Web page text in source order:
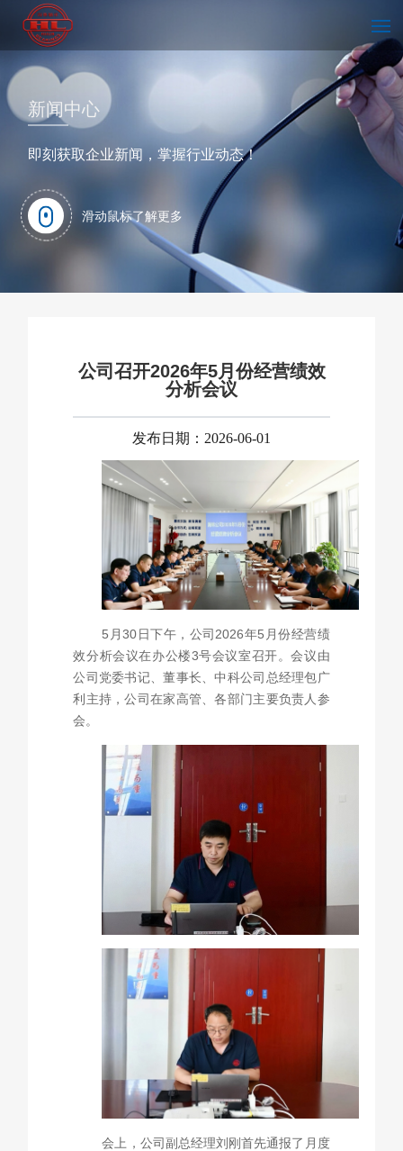
技术中心
产品中心
联系我们
新闻中心
即刻获取企业新闻，掌握行业动态！
滑动鼠标了解更多
公司召开2026年5月份经营绩效
分析会议
发布日期：2026-06-01
5月30日下午，公司2026年5月份经营绩
效分析会议在办公楼3号会议室召开。会议由
公司党委书记、董事长、中科公司总经理包广
利主持，公司在家高管、各部门主要负责人参
会。
会上，公司副总经理刘刚首先通报了月度